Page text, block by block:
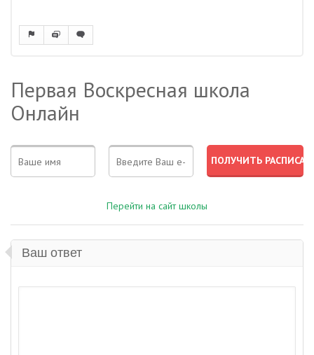
Первая Воскресная школа
Онлайн
Перейти на сайт школы
Ваш ответ